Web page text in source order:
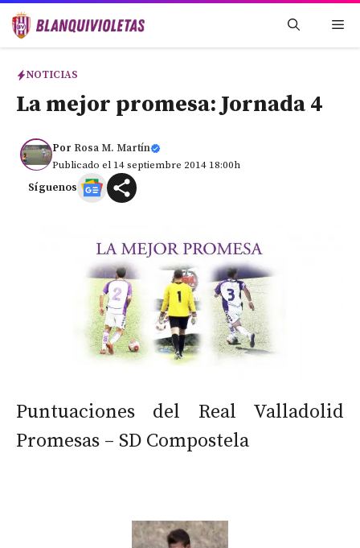
Saltar
NOTICIAS
La mejor promesa: Jornada 4
Por Rosa M. Martín
Publicado el 14 septiembre 2014 18:00h
Síguenos
Puntuaciones del Real Valladolid
Promesas – SD Compostela